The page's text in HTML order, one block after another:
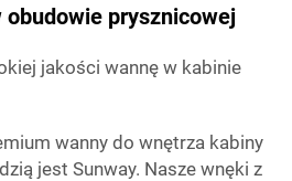
obudowie prysznicowej
jakości wannę w kabinie
wanny do wnętrza kabiny
jest Sunway. Nasze wnęki z